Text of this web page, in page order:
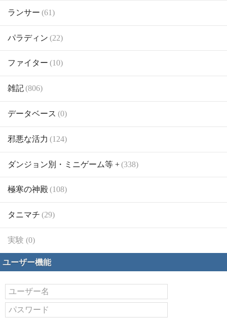
ランサー (61)
パラディン (22)
ファイター (10)
雑記(806)
データベース (0)
邪悪な活力 (124)
ダンジョン別・ミニゲーム等 +(338)
極寒の神殿(108)
タニマチ (29)
実験 (0)
ユーザー機能